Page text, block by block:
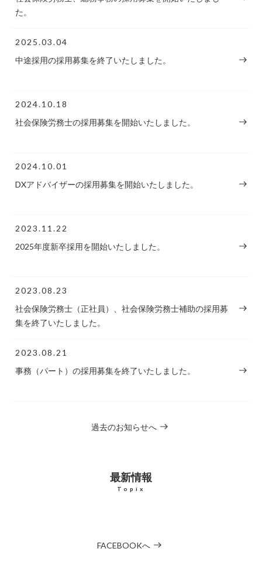
た。
2025.03.04
中途採用の採用募集を終了いたしました。
2024.10.18
社会保険労務士の採用募集を開始いたしました。
2024.10.01
DXアドバイザーの採用募集を開始いたしました。
2023.11.22
2025年度新卒採用を開始いたしました。
2023.08.23
社会保険労務士（正社員）、社会保険労務士補助の採用募
集を終了いたしました。
2023.08.21
事務（パート）の採用募集を終了いたしました。
過去のお知らせへ
最新情報
Topix
FACEBOOKへ